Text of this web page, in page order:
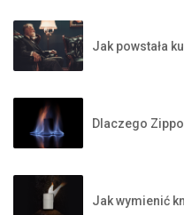
Jak powstała
Dlaczego
Jak wymienić